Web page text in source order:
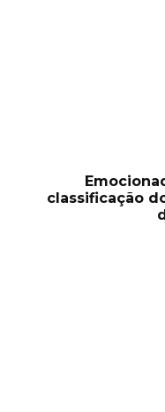
classificação